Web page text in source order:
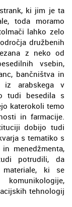
ki jim je ta
toda moramo
lahko zelo
družbenih
z neko od
vsebin,
bančništva in
iz arabskega v
tudi besedila s
katerokoli temo
in farmacije.
dobijo tudi
s tematiko s
menedžmenta,
potrudili, da
materiale, ki se
tehnologij